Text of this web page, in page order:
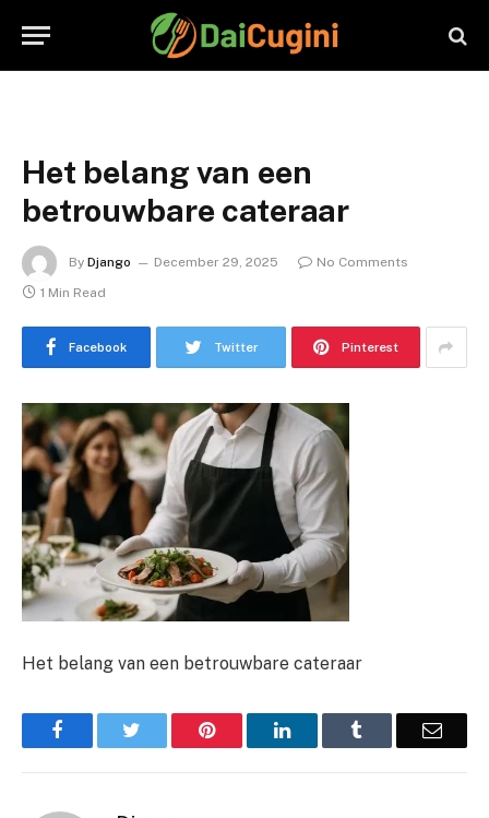
Het belang van een
betrouwbare cateraar
By Django December 29, 2025
No Comments
1 Min Read
Facebook Twitter Pinterest
Het belang van een betrouwbare cateraar
Facebook Pinterest LinkedIn Email